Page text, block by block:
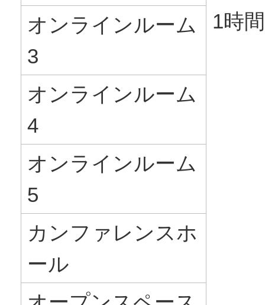
1時間
オンラインルーム
3
オンラインルーム
4
オンラインルーム
5
カンファレンスホ
ール